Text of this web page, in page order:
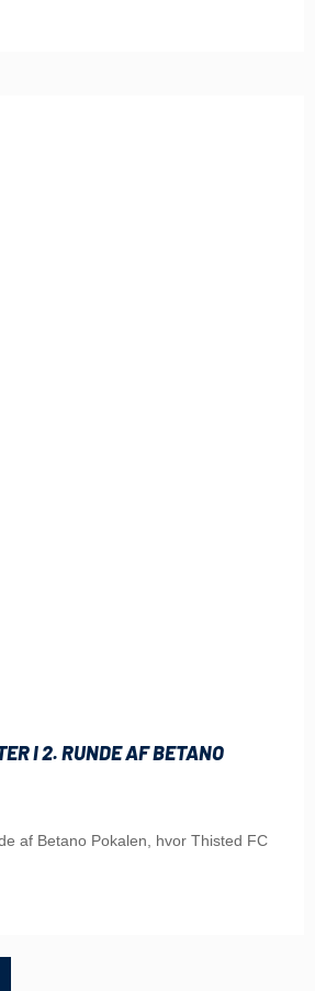
I 2. RUNDE AF BETANO
af Betano Pokalen, hvor Thisted FC